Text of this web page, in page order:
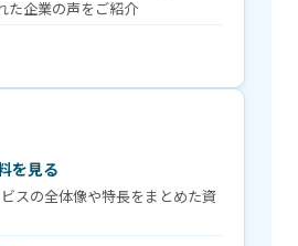
た企業の声をご紹介
を見る
スの全体像や特長をまとめた資